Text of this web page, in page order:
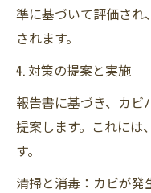
準に基づいて評価され
されます。
4. 対策の提案と実施
報告書に基づき、カビ
提案します。これには
す。
清掃と消毒：カビが